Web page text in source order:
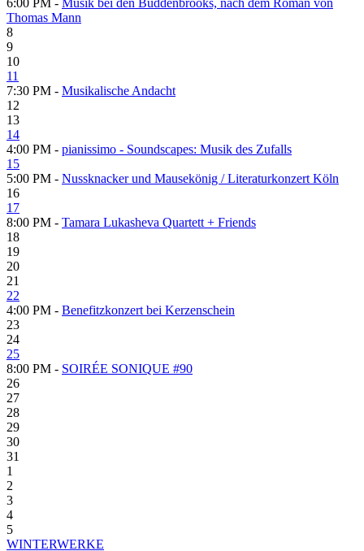
6:00 PM - Musik bei den Buddenbrooks, nach dem Roman von
Thomas Mann
8
9
10
11
7:30 PM - Musikalische Andacht
12
13
14
4:00 PM - pianissimo - Soundscapes: Musik des Zufalls
15
5:00 PM - Nussknacker und Mausekönig / Literaturkonzert Köln
16
17
8:00 PM - Tamara Lukasheva Quartett + Friends
18
19
20
21
22
4:00 PM - Benefitzkonzert bei Kerzenschein
23
24
25
8:00 PM - SOIRÉE SONIQUE #90
26
27
28
29
30
31
1
2
3
4
5
WINTERWERKE